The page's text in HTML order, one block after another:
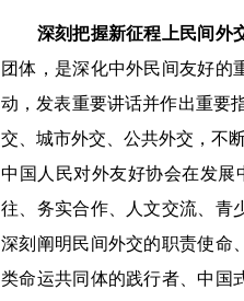
深刻把握新征程上民间外
团体，是深化中外民间友好的
动，发表重要讲话并作出重要
交、城市外交、公共外交，不
中国人民对外友好协会在发展
往、务实合作、人文交流、青
深刻阐明民间外交的职责使命
类命运共同体的践行者、中国